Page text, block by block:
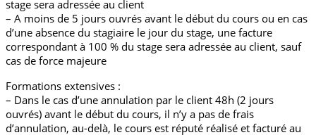
stage sera adressée au client
– A moins de 5 jours ouvrés avant le début du cours ou en cas
d’une absence du stagiaire le jour du stage, une facture
correspondant à 100 % du stage sera adressée au client, sauf
cas de force majeure
Formations extensives :
– Dans le cas d’une annulation par le client 48h (2 jours
ouvrés) avant le début du cours, il n’y a pas de frais
d’annulation, au-delà, le cours est réputé réalisé et facturé au